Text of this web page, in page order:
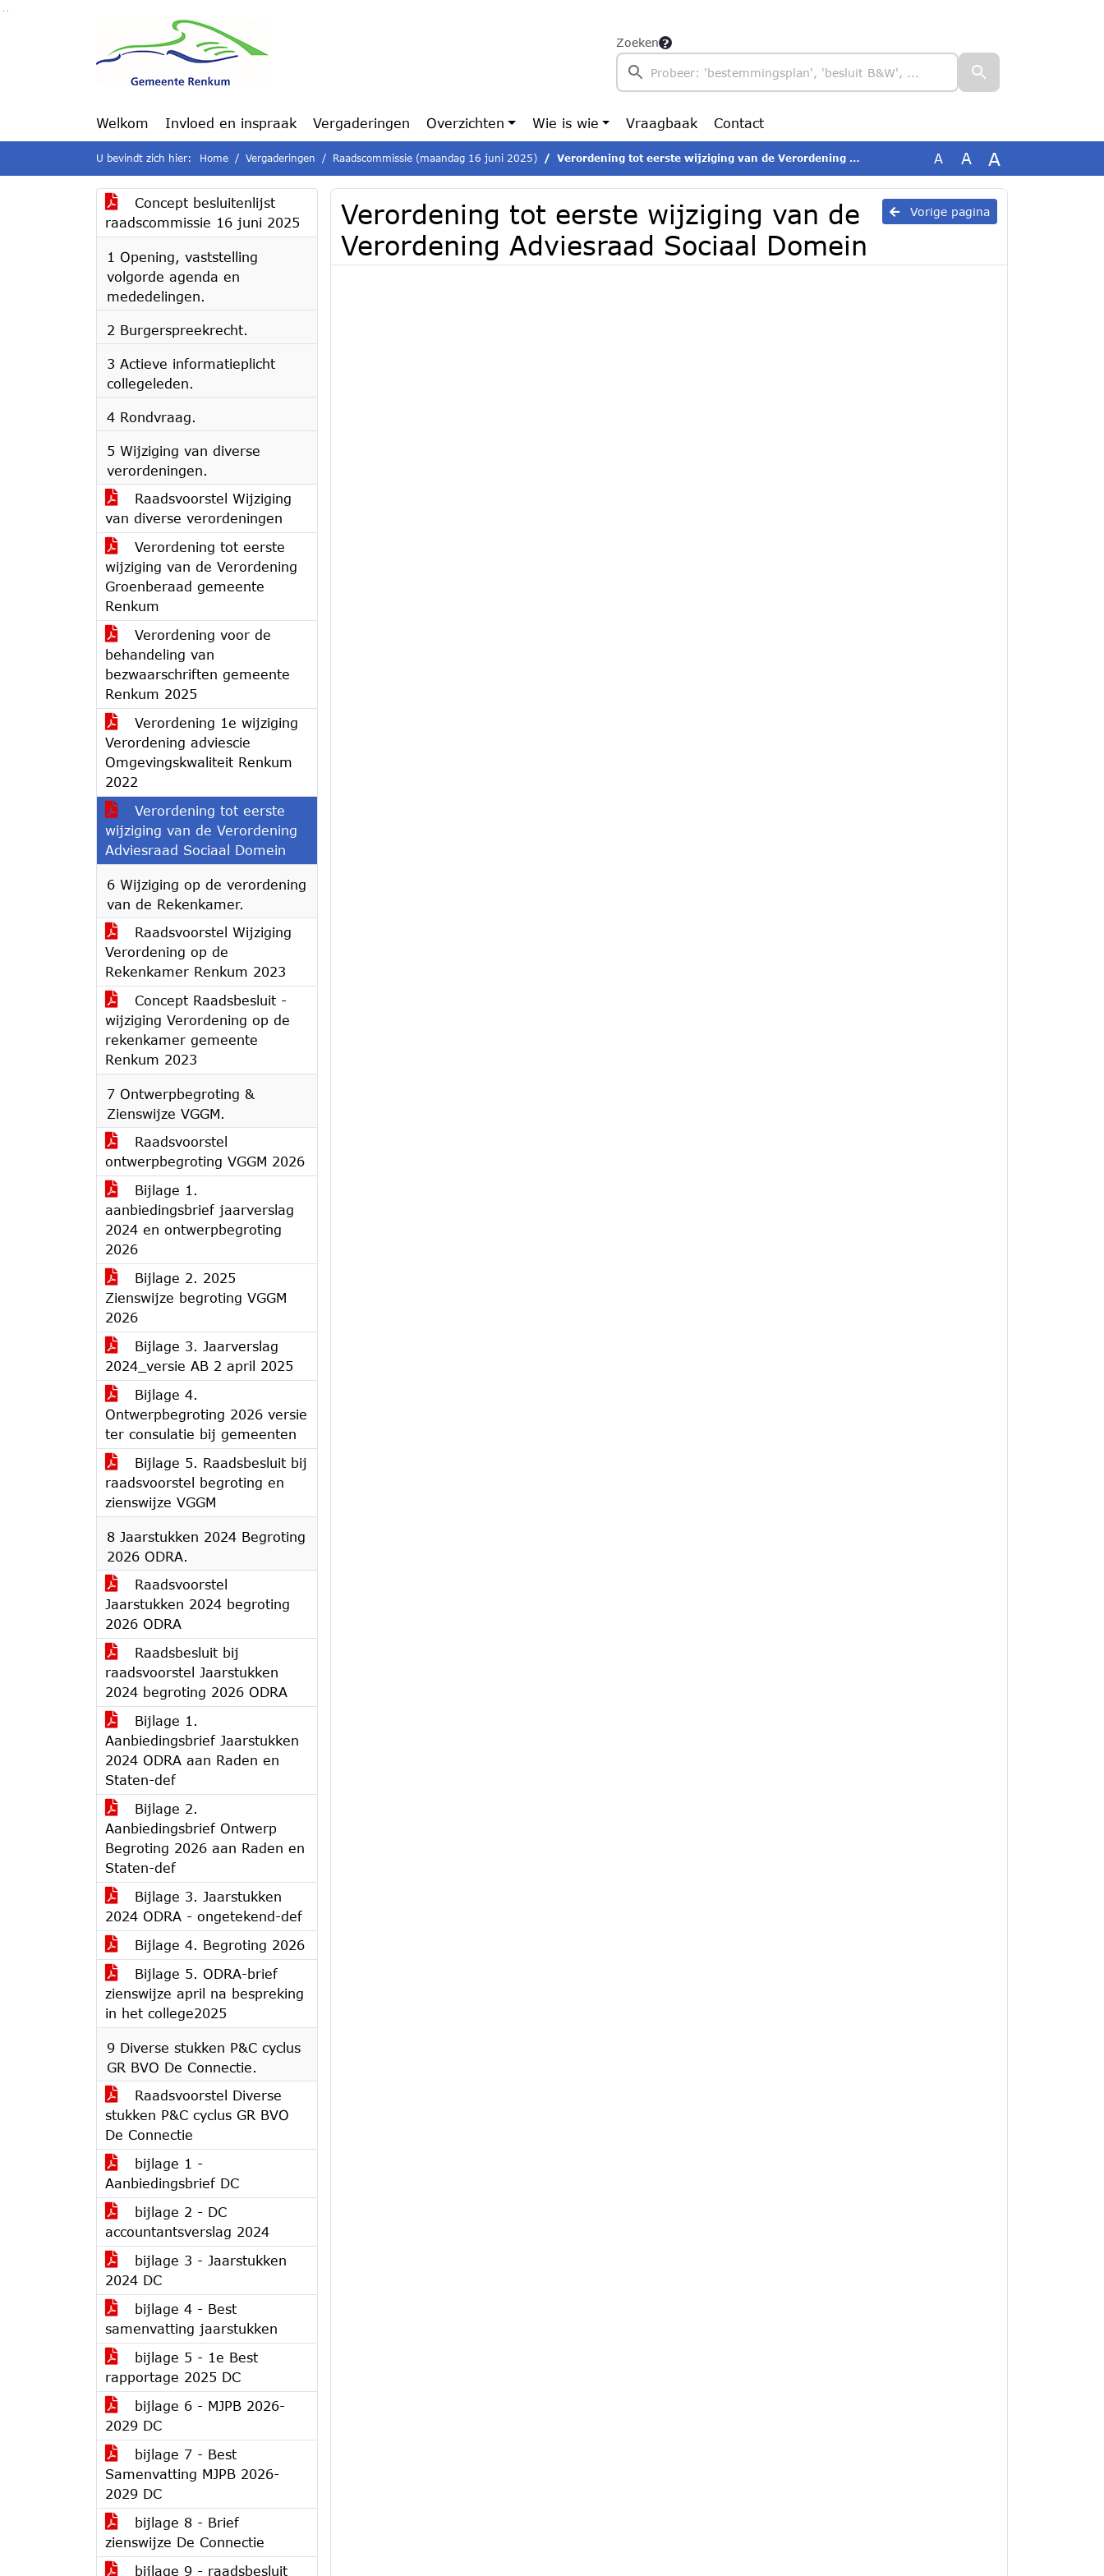
Ga naar de inhoud van deze pagina
Zoeken
Welkom Invloed en inspraak Vergaderingen Overzichten Wie is wie Vraagbaak Contact
U bevindt zich hier: Home Vergaderingen Raadscommissie (maandag 16 juni 2025) Verordening tot eerste wijziging van de Verordening Adviesraad Sociaal Domein A A A
Concept besluitenlijst
raadscommissie 16 juni 2025
1 Opening, vaststelling
volgorde agenda en
mededelingen.
2 Burgerspreekrecht.
3 Actieve informatieplicht
collegeleden.
4 Rondvraag.
5 Wijziging van diverse
verordeningen.
Raadsvoorstel Wijziging
van diverse verordeningen
Verordening tot eerste
wijziging van de Verordening
Groenberaad gemeente
Renkum
Verordening voor de
behandeling van
bezwaarschriften gemeente
Renkum 2025
Verordening 1e wijziging
Verordening adviescie
Omgevingskwaliteit Renkum
2022
Verordening tot eerste
wijziging van de Verordening
Adviesraad Sociaal Domein
6 Wijziging op de verordening
van de Rekenkamer.
Raadsvoorstel Wijziging
Verordening op de
Rekenkamer Renkum 2023
Concept Raadsbesluit -
wijziging Verordening op de
rekenkamer gemeente
Renkum 2023
7 Ontwerpbegroting &
Zienswijze VGGM.
Raadsvoorstel
ontwerpbegroting VGGM 2026
Bijlage 1.
aanbiedingsbrief jaarverslag
2024 en ontwerpbegroting
2026
Bijlage 2. 2025
Zienswijze begroting VGGM
2026
Bijlage 3. Jaarverslag
2024_versie AB 2 april 2025
Bijlage 4.
Ontwerpbegroting 2026 versie
ter consulatie bij gemeenten
Bijlage 5. Raadsbesluit bij
raadsvoorstel begroting en
zienswijze VGGM
8 Jaarstukken 2024 Begroting
2026 ODRA.
Raadsvoorstel
Jaarstukken 2024 begroting
2026 ODRA
Raadsbesluit bij
raadsvoorstel Jaarstukken
2024 begroting 2026 ODRA
Bijlage 1.
Aanbiedingsbrief Jaarstukken
2024 ODRA aan Raden en
Staten-def
Bijlage 2.
Aanbiedingsbrief Ontwerp
Begroting 2026 aan Raden en
Staten-def
Bijlage 3. Jaarstukken
2024 ODRA - ongetekend-def
Bijlage 4. Begroting 2026
Bijlage 5. ODRA-brief
zienswijze april na bespreking
in het college2025
9 Diverse stukken P&C cyclus
GR BVO De Connectie.
Raadsvoorstel Diverse
stukken P&C cyclus GR BVO
De Connectie
bijlage 1 -
Aanbiedingsbrief DC
bijlage 2 - DC
accountantsverslag 2024
bijlage 3 - Jaarstukken
2024 DC
bijlage 4 - Best
samenvatting jaarstukken
bijlage 5 - 1e Best
rapportage 2025 DC
bijlage 6 - MJPB 2026-
2029 DC
bijlage 7 - Best
Samenvatting MJPB 2026-
2029 DC
bijlage 8 - Brief
zienswijze De Connectie
bijlage 9 - raadsbesluit
Vorige pagina
Verordening tot eerste wijziging van de
Verordening Adviesraad Sociaal Domein